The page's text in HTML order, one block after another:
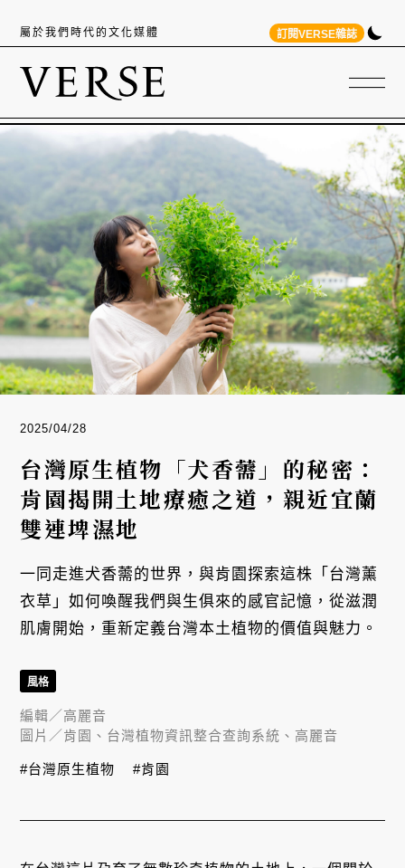
屬於我們時代的文化媒體 訂閱VERSE雜誌
2025/04/28
台灣原生植物「犬香薷」的秘密：
肯園揭開土地療癒之道，親近宜蘭
雙連埤濕地
一同走進犬香薷的世界，與肯園探索這株「台灣薰
衣草」如何喚醒我們與生俱來的感官記憶，從滋潤
肌膚開始，重新定義台灣本土植物的價值與魅力。
風格
編輯／高麗音
圖片／肯園、台灣植物資訊整合查詢系統、高麗音
#台灣原生植物 #肯園